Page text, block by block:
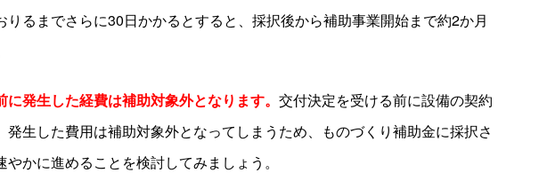
りるまでさらに30日かかるとすると、採択後から補助事業開始まで約2か月
発生した経費は補助対象外となります。 交付決定を受ける前に設備の契約
生した費用は補助対象外となってしまうため、ものづくり補助金に採択さ
かに進めることを検討してみましょう。